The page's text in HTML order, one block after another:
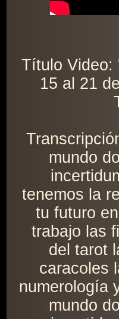
Título Video:
15 al 21
mundo
tenemos la
tu futuro
trabajo las
del tarot
caracoles
numerología
mundo